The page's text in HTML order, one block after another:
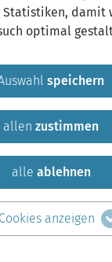
Impressum
Kontakt
teilen auf:
Statistiken, damit
optimal
speichern
allen zustimmen
alle ablehnen
anzeigen